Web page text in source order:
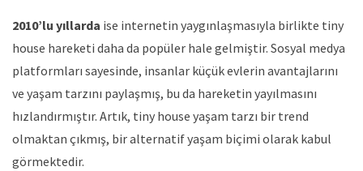
2010’lu yıllarda ise internetin yaygınlaşmasıyla birlikte tiny
house hareketi daha da popüler hale gelmiştir. Sosyal medya
platformları sayesinde, insanlar küçük evlerin avantajlarını
ve yaşam tarzını paylaşmış, bu da hareketin yayılmasını
hızlandırmıştır. Artık, tiny house yaşam tarzı bir trend
olmaktan çıkmış, bir alternatif yaşam biçimi olarak kabul
görmektedir.